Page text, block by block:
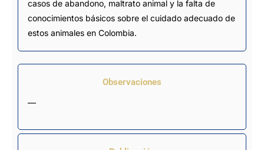
casos de abandono, maltrato animal y la falta de
conocimientos básicos sobre el cuidado adecuado de
estos animales en Colombia.
Observaciones
—